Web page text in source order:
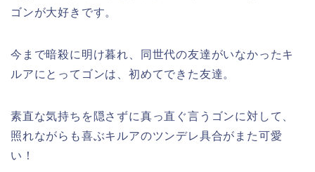
ゴンが大好きです。
今まで暗殺に明け暮れ、同世代の友達がいなかったキ
ルアにとってゴンは、初めてできた友達。
素直な気持ちを隠さずに真っ直ぐ言うゴンに対して、
照れながらも喜ぶキルアのツンデレ具合がまた可愛
い！